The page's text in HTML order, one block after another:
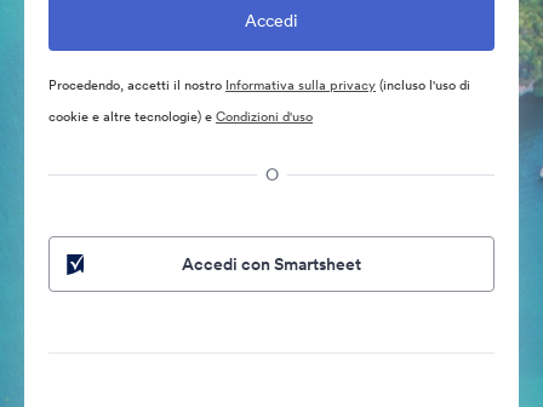
Procedendo, accetti il nostro Informativa sulla privacy(incluso l'uso di
cookie e altre tecnologie) eCondizioni d'uso
O
Accedi con Smartsheet